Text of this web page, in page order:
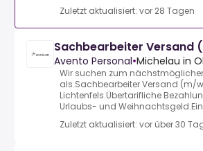
Zuletzt aktualisiert: vor 28 Tagen
Sachbearbeiter Versand
Avento Personal•Michelau in
Wir suchen zum
als.Sachbearbeiter Versand (m/
Lichtenfels.Übertarifliche
Urlaubs- und
Zuletzt aktualisiert: vor über 30